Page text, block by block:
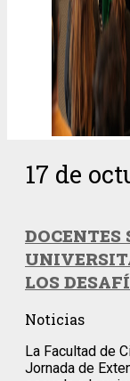
17 de
DOCENTES
LOS
Noticias
La Facultad de
Jornada de